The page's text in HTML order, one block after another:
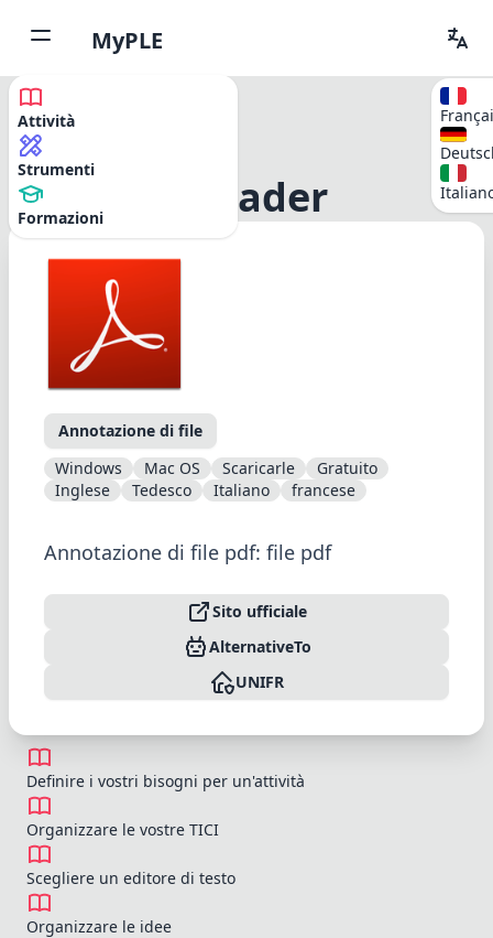
Attività
Strumenti
Formazioni
MyPLE
Acrobat Reader
Annotazione di file
Windows
Mac OS Scaricarle
Gratuito
Inglese
Tedesco Italiano francese
Annotazione di file pdf: file pdf
Sito ufficiale
AlternativeTo
UNIFR
Definire i vostri bisogni per un'attività
Organizzare le vostre TICI
Scegliere un editore di testo
Organizzare le idee